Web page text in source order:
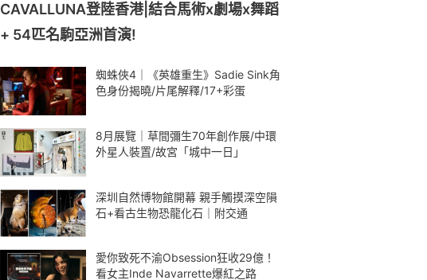
CAVALLUNA登陸香港|結合馬術x劇場x舞蹈
+ 54匹名駒亞洲首演!
蜘蛛俠4｜《英雄重生》Sadie Sink角
色身份揭曉/片尾解釋/17+彩蛋
8月展覽｜草間彌生70年創作展/中環
外星人裝置/故宮「城中一日」
深圳自然博物館開幕 親手觸摸深空隕
石+看古生物恐龍化石｜附交通
愛你致死不渝Obsession狂收29億！
看女主Inde Navarrette爆紅之路